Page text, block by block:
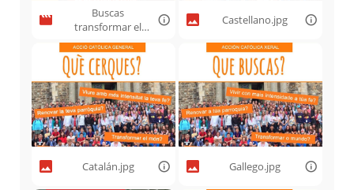
Buscas
transformar el
mundo.mp4
Castellano.jpg
Catalán.jpg Gallego.jpg